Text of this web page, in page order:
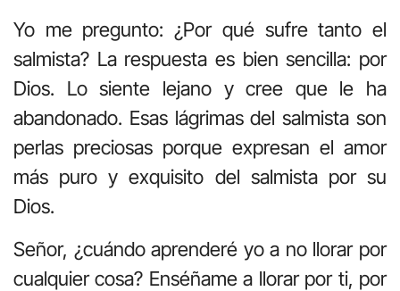
Yo me pregunto: ¿Por qué sufre tanto el
salmista? La respuesta es bien sencilla: por
Dios. Lo siente lejano y cree que le ha
abandonado. Esas lágrimas del salmista son
perlas preciosas porque expresan el amor
más puro y exquisito del salmista por su
Dios.
Señor, ¿cuándo aprenderé yo a no llorar por
cualquier cosa? Enséñame a llorar por ti, por